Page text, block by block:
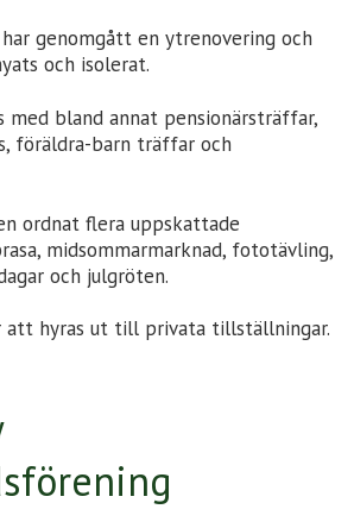
genomgått en ytrenovering och
och isolerat.
med bland annat pensionärsträffar,
föräldra-barn träffar och
ordnat flera uppskattade
midsommarmarknad, fototävling,
och julgröten.
hyras ut till privata tillställningar.